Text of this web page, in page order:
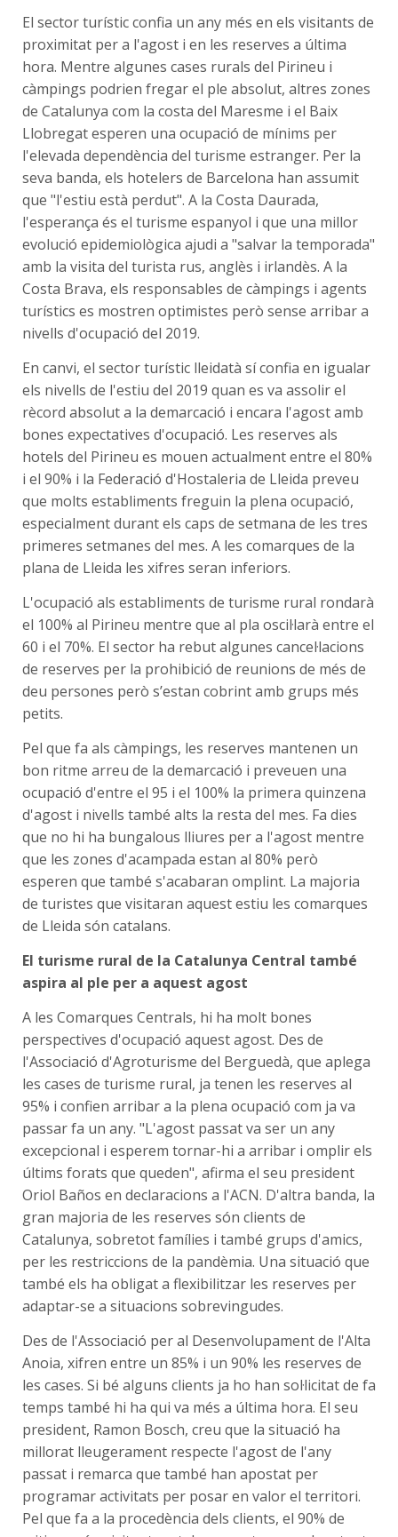
El sector turístic confia un any més en els visitants de
proximitat per a l'agost i en les reserves a última
hora. Mentre algunes cases rurals del Pirineu i
càmpings podrien fregar el ple absolut, altres zones
de Catalunya com la costa del Maresme i el Baix
Llobregat esperen una ocupació de mínims per
l'elevada dependència del turisme estranger. Per la
seva banda, els hotelers de Barcelona han assumit
que "l'estiu està perdut". A la Costa Daurada,
l'esperança és el turisme espanyol i que una millor
evolució epidemiològica ajudi a "salvar la temporada"
amb la visita del turista rus, anglès i irlandès. A la
Costa Brava, els responsables de càmpings i agents
turístics es mostren optimistes però sense arribar a
nivells d'ocupació del 2019.
En canvi, el sector turístic lleidatà sí confia en igualar
els nivells de l'estiu del 2019 quan es va assolir el
rècord absolut a la demarcació i encara l'agost amb
bones expectatives d'ocupació. Les reserves als
hotels del Pirineu es mouen actualment entre el 80%
i el 90% i la Federació d'Hostaleria de Lleida preveu
que molts establiments freguin la plena ocupació,
especialment durant els caps de setmana de les tres
primeres setmanes del mes. A les comarques de la
plana de Lleida les xifres seran inferiors.
L'ocupació als establiments de turisme rural rondarà
el 100% al Pirineu mentre que al pla oscil·larà entre el
60 i el 70%. El sector ha rebut algunes cancel·lacions
de reserves per la prohibició de reunions de més de
deu persones però s’estan cobrint amb grups més
petits.
Pel que fa als càmpings, les reserves mantenen un
bon ritme arreu de la demarcació i preveuen una
ocupació d'entre el 95 i el 100% la primera quinzena
d'agost i nivells també alts la resta del mes. Fa dies
que no hi ha bungalous lliures per a l'agost mentre
que les zones d'acampada estan al 80% però
esperen que també s'acabaran omplint. La majoria
de turistes que visitaran aquest estiu les comarques
de Lleida són catalans.
El turisme rural de la Catalunya Central també
aspira al ple per a aquest agost
A les Comarques Centrals, hi ha molt bones
perspectives d'ocupació aquest agost. Des de
l'Associació d'Agroturisme del Berguedà, que aplega
les cases de turisme rural, ja tenen les reserves al
95% i confien arribar a la plena ocupació com ja va
passar fa un any. "L'agost passat va ser un any
excepcional i esperem tornar-hi a arribar i omplir els
últims forats que queden", afirma el seu president
Oriol Baños en declaracions a l'ACN. D'altra banda, la
gran majoria de les reserves són clients de
Catalunya, sobretot famílies i també grups d'amics,
per les restriccions de la pandèmia. Una situació que
també els ha obligat a flexibilitzar les reserves per
adaptar-se a situacions sobrevingudes.
Des de l'Associació per al Desenvolupament de l'Alta
Anoia, xifren entre un 85% i un 90% les reserves de
les cases. Si bé alguns clients ja ho han sol·licitat de fa
temps també hi ha qui va més a última hora. El seu
president, Ramon Bosch, creu que la situació ha
millorat lleugerament respecte l'agost de l'any
passat i remarca que també han apostat per
programar activitats per posar en valor el territori.
Pel que fa a la procedència dels clients, el 90% de